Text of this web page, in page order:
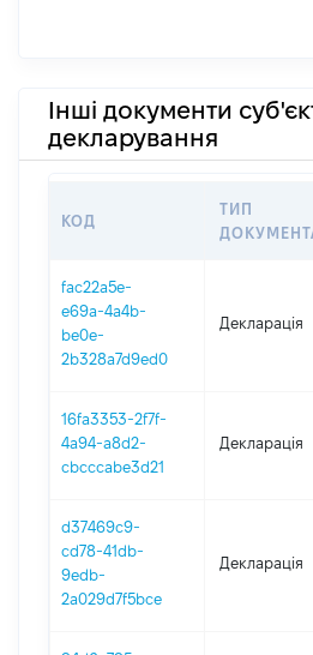
Інші документи
декларування
КОД
ТИП
fac22a5e-
e69a-4a4b-
be0e-
2b328a7d9ed0
Декларація
16fa3353-2f7f-
4a94-a8d2-
cbcccabe3d21
Декларація
d37469c9-
cd78-41db-
9edb-
2a029d7f5bce
Декларація